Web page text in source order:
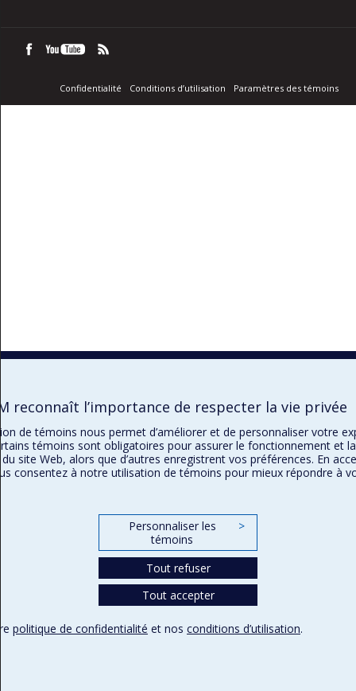
Confidentialité Conditions d’utilisation Paramètres des témoins
reconnaît l’importance de respecter la vie privée
de témoins nous permet d’améliorer et de personnaliser votre
témoins sont obligatoires pour assurer le fonctionnement et la
site Web, alors que d’autres enregistrent vos préférences. En
consentez à notre utilisation de témoins pour mieux répondre à
Personnaliser les
témoins
>
Tout refuser
Tout accepter
politique de confidentialité et nos conditions d’utilisation.